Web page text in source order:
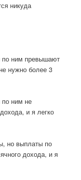
никуда
по ним превышают
нужно более 3
по ним не
и я легко
но выплаты по
дохода, и я